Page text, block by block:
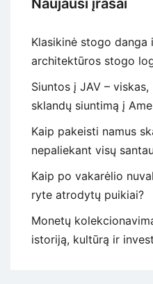
Naujausi įrašai
Klasikinė stogo danga
architektūros stogo
Siuntos į JAV –
sklandų siuntimą į
Kaip pakeisti namus
nepaliekant visų
Kaip po vakarėlio
ryte atrodytų puikiai?
Monetų
istoriją, kultūrą ir